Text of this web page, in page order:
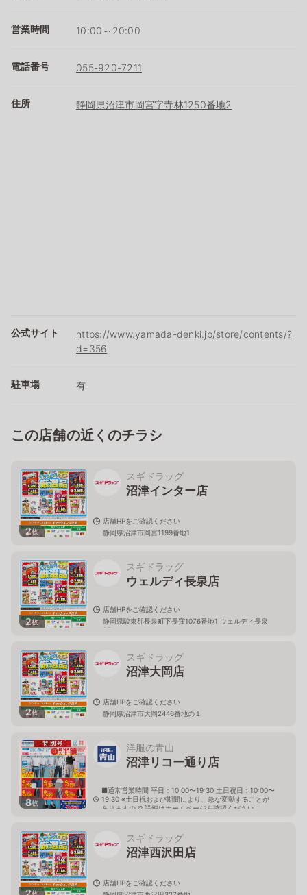
営業時間 10:00～20:00
電話番号 055-920-7211
住所 静岡県沼津市岡宮字寺林1250番地2
公式サイト
https://www.yamada-denki.jp/store/contents/?
d=356
駐車場 有
この店舗の近くのチラシ
2枚
スギドラッグ
沼津インター店
店舗HPをご確認ください
静岡県沼津市岡宮1199番地1
2枚
スギドラッグ
ウェルディ長泉店
店舗HPをご確認ください
静岡県駿東郡長泉町下長窪1076番地1 ウェルディ長泉
2F
2枚
スギドラッグ
沼津大岡店
店舗HPをご確認ください
静岡県沼津市大岡2446番地の１
8枚
洋服の青山
沼津リコー通り店
■通常営業時間 平日：10:00〜19:30 土日祝日：10:00〜
19:30 ※土日祝および期間により、急な変動することが
ありますので 詳細はホームページを確認ください
2枚
スギドラッグ
沼津西沢田店
店舗HPをご確認ください